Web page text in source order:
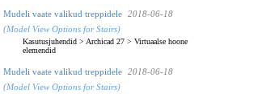
Mudeli vaate valikud treppidele
2018-06-18
(Model View Options for Stairs)
Kasutusjuhendid > Archicad 27 > Virtuaalse hoone
elemendid
Mudeli vaate valikud treppidele
2018-06-18
(Model View Options for Stairs)